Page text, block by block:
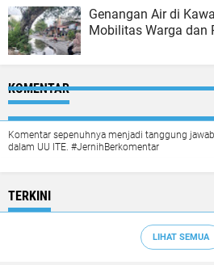
Genangan Air di
Mobilitas Warga dan
KOMENTAR
Komentar sepenuhnya menjadi tanggung
dalam UU ITE. #JernihBerkomentar
TERKINI
LIHAT SEMUA